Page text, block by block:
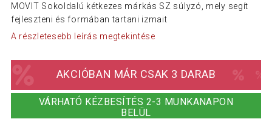
MOVIT Sokoldalú kétkezes márkás SZ súlyzó, mely segít
fejleszteni és formában tartani izmait
A részletesebb leírás megtekintése
AKCIÓBAN MÁR CSAK 3 DARAB
VÁRHATÓ KÉZBESÍTÉS 2-3 MUNKANAPON
BELÜL